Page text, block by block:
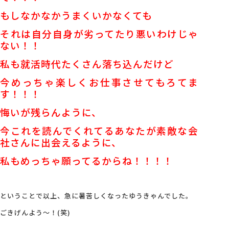
もしなかなかうまくいかなくても
それは自分自身が劣ってたり悪いわけじゃ
ない！！
私も就活時代たくさん落ち込んだけど
今めっちゃ楽しくお仕事させてもろてま
す！！！
悔いが残らんように、
今これを読んでくれてるあなたが素敵な会
社さんに出会えるように、
私もめっちゃ願ってるからね！！！！
ということで以上、急に暑苦しくなったゆうきゃんでした。
ごきげんよう～！(笑)